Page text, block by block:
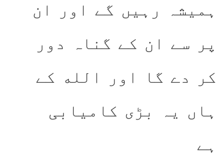
ہمیشہ رہیں گے اور ان
پر سے ان کے گناہ دور
کر دے گا اور الله کے
ہاں یہ بڑی کامیابی
ہے